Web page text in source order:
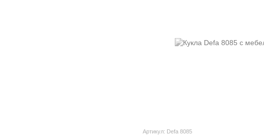
Артикул: Defa 8085